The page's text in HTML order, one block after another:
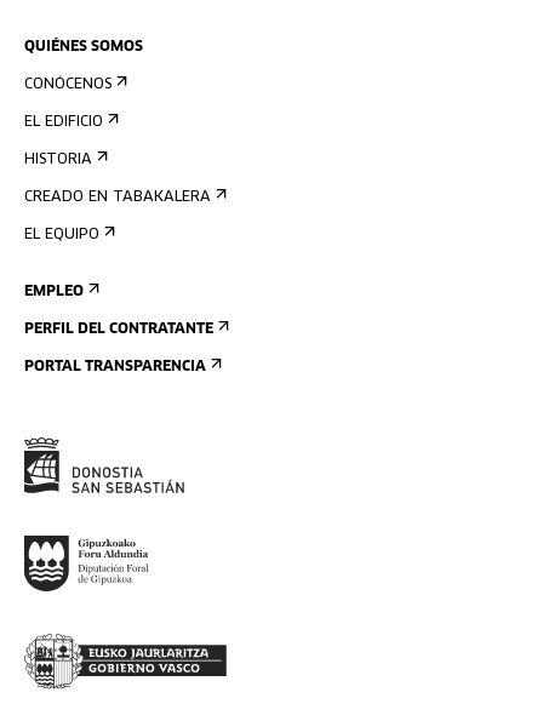
QUIÉNES SOMOS
CONÓCENOS
EL EDIFICIO
HISTORIA
CREADO EN TABAKALERA
EL EQUIPO
EMPLEO
PERFIL DEL CONTRATANTE
PORTAL TRANSPARENCIA